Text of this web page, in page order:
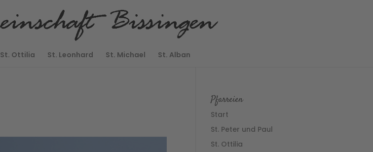
St. Ottilia St. Leonhard St. Michael St. Alban
Pfarreien
Start
St. Peter und Paul
St. Ottilia